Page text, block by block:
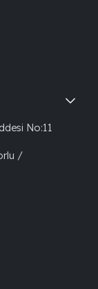
No:11
/